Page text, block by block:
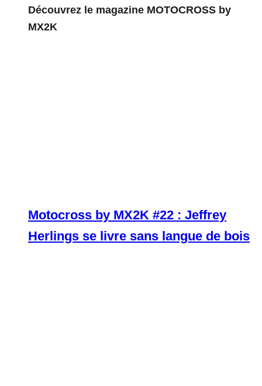
Découvrez le magazine MOTOCROSS by
MX2K
Motocross by MX2K #22 : Jeffrey
Herlings se livre sans langue de bois